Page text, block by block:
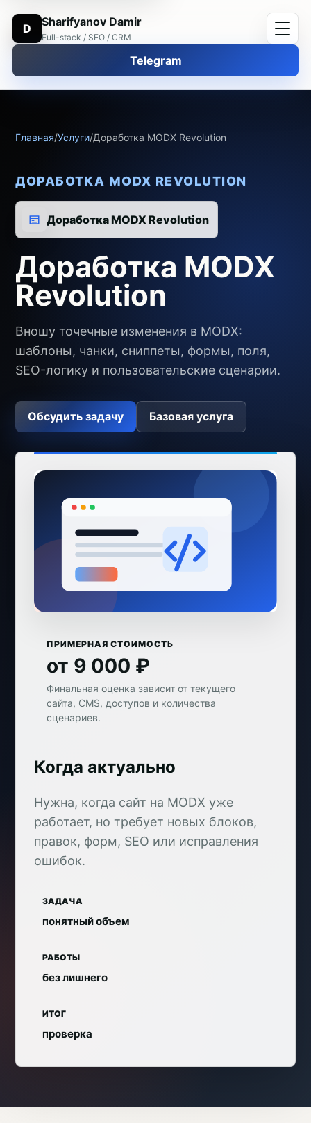
D Sharifyanov Damir
Full-stack / SEO / CRM
Telegram
Главная/Услуги/Доработка MODX Revolution
ДОРАБОТКА MODX REVOLUTION
Доработка MODX Revolution
Доработка MODX
Revolution
Вношу точечные изменения в MODX:
шаблоны, чанки, сниппеты, формы, поля,
SEO-логику и пользовательские сценарии.
Обсудить задачу Базовая услуга
ПРИМЕРНАЯ СТОИМОСТЬ
от 9 000 ₽
Финальная оценка зависит от текущего
сайта, CMS, доступов и количества
сценариев.
Когда актуально
Нужна, когда сайт на MODX уже
работает, но требует новых блоков,
правок, форм, SEO или исправления
ошибок.
ЗАДАЧА
понятный объем
РАБОТЫ
без лишнего
ИТОГ
проверка